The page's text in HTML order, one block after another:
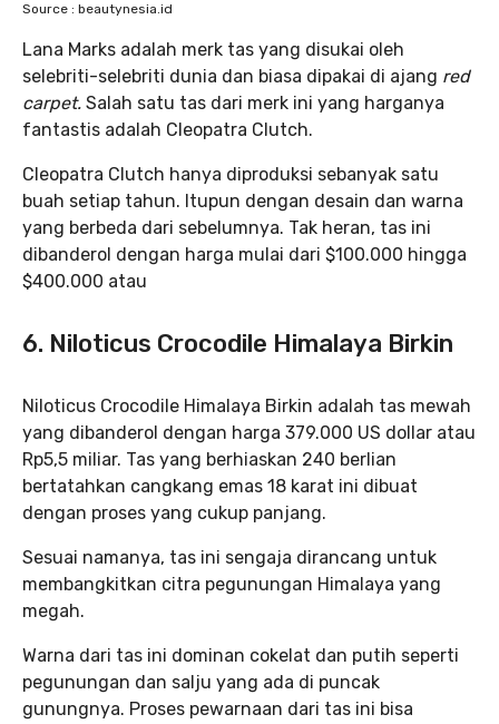
Source : beautynesia.id
Lana Marks adalah merk tas yang disukai oleh
selebriti-selebriti dunia dan biasa dipakai di ajang red
carpet. Salah satu tas dari merk ini yang harganya
fantastis adalah Cleopatra Clutch.
Cleopatra Clutch hanya diproduksi sebanyak satu
buah setiap tahun. Itupun dengan desain dan warna
yang berbeda dari sebelumnya. Tak heran, tas ini
dibanderol dengan harga mulai dari $100.000 hingga
$400.000 atau
6. Niloticus Crocodile Himalaya Birkin
Niloticus Crocodile Himalaya Birkin adalah tas mewah
yang dibanderol dengan harga 379.000 US dollar atau
Rp5,5 miliar. Tas yang berhiaskan 240 berlian
bertatahkan cangkang emas 18 karat ini dibuat
dengan proses yang cukup panjang.
Sesuai namanya, tas ini sengaja dirancang untuk
membangkitkan citra pegunungan Himalaya yang
megah.
Warna dari tas ini dominan cokelat dan putih seperti
pegunungan dan salju yang ada di puncak
gunungnya. Proses pewarnaan dari tas ini bisa